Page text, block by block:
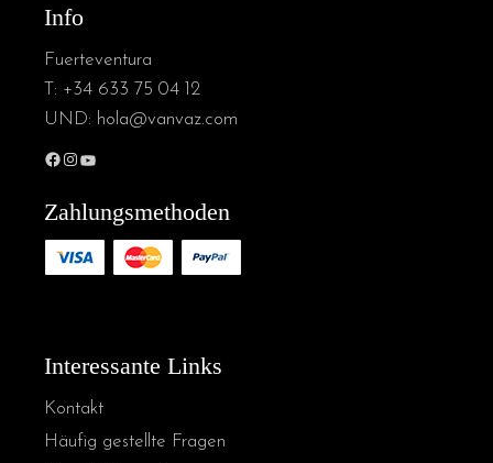
Info
Fuerteventura
T: +34 633 75 04 12
UND: hola@vanvaz.com
Zahlungsmethoden
Interessante Links
Kontakt
Häufig gestellte Fragen